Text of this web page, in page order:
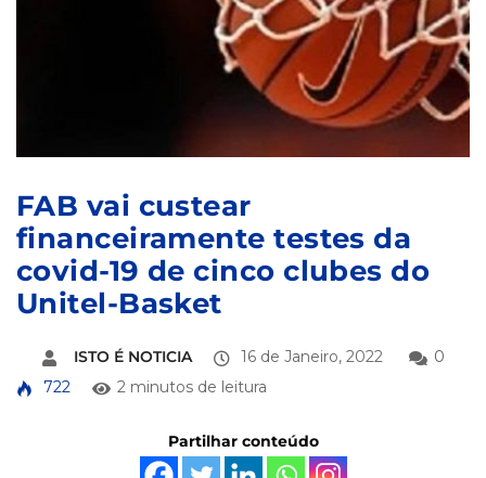
FAB vai custear
financeiramente testes da
covid-19 de cinco clubes do
Unitel-Basket
ISTO É NOTICIA 16 de Janeiro, 2022
0
722
2 minutos de leitura
Partilhar conteúdo